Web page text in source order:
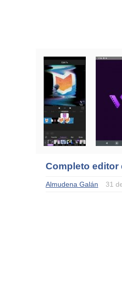
Completo editor
Almudena Galán 31